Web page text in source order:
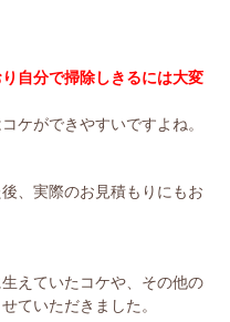
自分で掃除しきるには大変
ケができやすいですよね。
、実際のお見積もりにもお
えていたコケや、その他の
ていただきました。